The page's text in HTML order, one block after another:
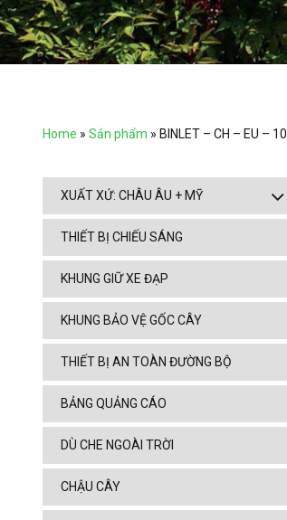
Home » Sản phẩm » BINLET – CH – EU – 10
XUẤT XỨ: CHÂU ÂU + MỸ
THIẾT BỊ CHIẾU SÁNG
KHUNG GIỮ XE ĐẠP
KHUNG BẢO VỆ GỐC CÂY
THIẾT BỊ AN TOÀN ĐƯỜNG BỘ
BẢNG QUẢNG CÁO
DÙ CHE NGOÀI TRỜI
CHẬU CÂY